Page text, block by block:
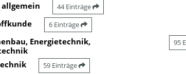
44 Einträge
6 Einträge
Energietechnik,
95
59 Einträge